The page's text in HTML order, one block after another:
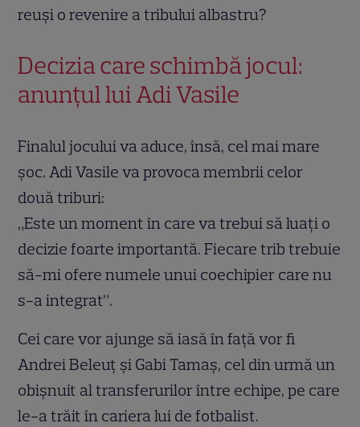
reuși o revenire a tribului albastru?
Decizia care schimbă jocul:
anunțul lui Adi Vasile
Finalul jocului va aduce, însă, cel mai mare
șoc. Adi Vasile va provoca membrii celor
două triburi:
„Este un moment în care va trebui să luați o
decizie foarte importantă. Fiecare trib trebuie
să-mi ofere numele unui coechipier care nu
s-a integrat”.
Cei care vor ajunge să iasă în față vor fi
Andrei Beleuț și Gabi Tamaș, cel din urmă un
obișnuit al transferurilor între echipe, pe care
le-a trăit în cariera lui de fotbalist.